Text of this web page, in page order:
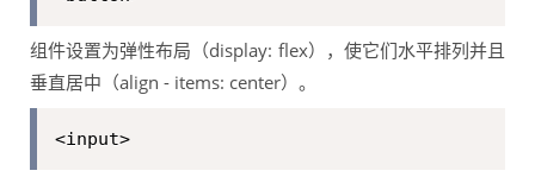
组件设置为弹性布局（display: flex），使它们水平排列并且
垂直居中（align - items: center）。
<input>